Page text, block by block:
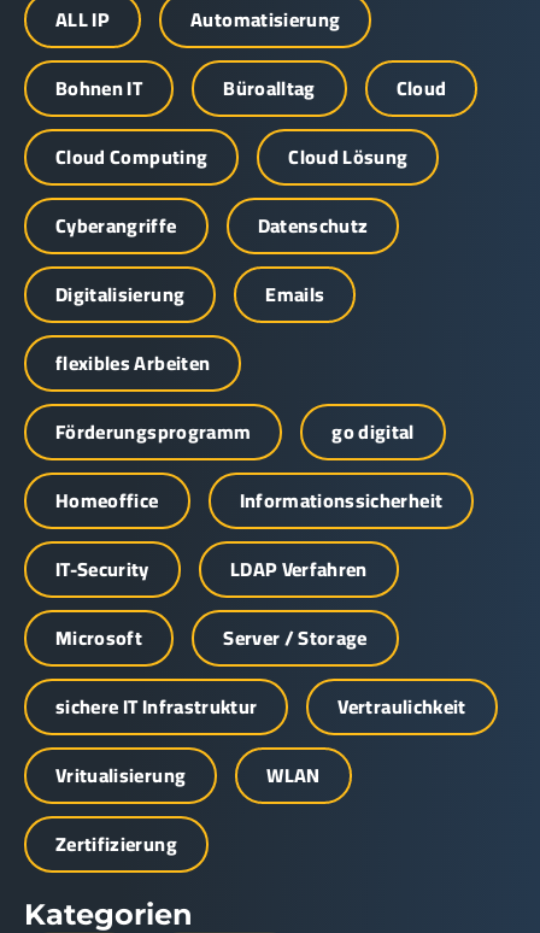
ALL IP
Automatisierung
Bohnen IT
Büroalltag
Cloud
Cloud Computing
Cloud Lösung
Cyberangriffe
Datenschutz
Digitalisierung
Emails
flexibles Arbeiten
Förderungsprogramm
go digital
Homeoffice
Informationssicherheit
IT-Security
LDAP Verfahren
Microsoft
Server / Storage
sichere IT Infrastruktur
Vertraulichkeit
Vritualisierung
WLAN
Zertifizierung
Kategorien